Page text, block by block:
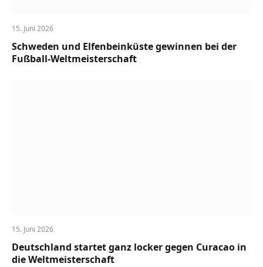
15. Juni 2026
Schweden und Elfenbeinküste gewinnen bei der
Fußball-Weltmeisterschaft
15. Juni 2026
Deutschland startet ganz locker gegen Curacao in
die Weltmeisterschaft